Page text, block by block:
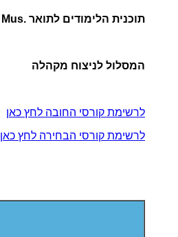
תוכנית הלימודים לתואר .B. Mus במסלול חד-חוגי
המסלול לניצוח מקהלה
לרשימת קורסי החובה לחץ כאן
לרשימת קורסי הבחירה לחץ כאן